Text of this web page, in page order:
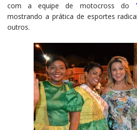
com a equipe de motocross do
mostrando a prática de esportes
outros.